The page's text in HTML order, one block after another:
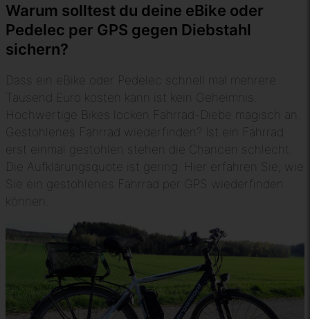
Warum solltest du deine eBike oder
Pedelec per GPS gegen Diebstahl
sichern?
Dass ein eBike oder Pedelec schnell mal mehrere
Tausend Euro kosten kann ist kein Geheimnis.
Hochwertige Bikes locken Fahrrad-Diebe magisch an.
Gestohlenes Fahrrad wiederfinden? Ist ein Fahrrad
erst einmal gestohlen stehen die Chancen schlecht.
Die Aufklärungsquote ist gering. Hier erfahren Sie, wie
Sie ein gestohlenes Fahrrad per GPS wiederfinden
können.